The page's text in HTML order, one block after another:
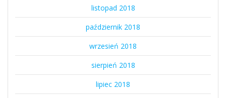
listopad 2018
październik 2018
wrzesień 2018
sierpień 2018
lipiec 2018